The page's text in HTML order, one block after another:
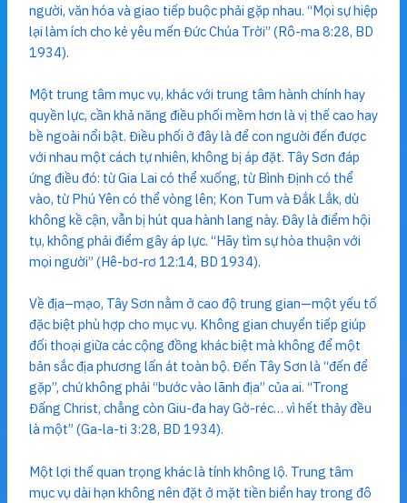
người, văn hóa và giao tiếp buộc phải gặp nhau. “Mọi sự hiệp
lại làm ích cho kẻ yêu mến Đức Chúa Trời” (Rô-ma 8:28, BD
1934).
Một trung tâm mục vụ, khác với trung tâm hành chính hay
quyền lực, cần khả năng điều phối mềm hơn là vị thế cao hay
bề ngoài nổi bật. Điều phối ở đây là để con người đến được
với nhau một cách tự nhiên, không bị áp đặt. Tây Sơn đáp
ứng điều đó: từ Gia Lai có thể xuống, từ Bình Định có thể
vào, từ Phú Yên có thể vòng lên; Kon Tum và Đắk Lắk, dù
không kề cận, vẫn bị hút qua hành lang này. Đây là điểm hội
tụ, không phải điểm gây áp lực. “Hãy tìm sự hòa thuận với
mọi người” (Hê-bơ-rơ 12:14, BD 1934).
Về địa–mạo, Tây Sơn nằm ở cao độ trung gian—một yếu tố
đặc biệt phù hợp cho mục vụ. Không gian chuyển tiếp giúp
đối thoại giữa các cộng đồng khác biệt mà không để một
bản sắc địa phương lấn át toàn bộ. Đến Tây Sơn là “đến để
gặp”, chứ không phải “bước vào lãnh địa” của ai. “Trong
Đấng Christ, chẳng còn Giu-đa hay Gờ-réc… vì hết thảy đều
là một” (Ga-la-ti 3:28, BD 1934).
Một lợi thế quan trọng khác là tính không lộ. Trung tâm
mục vụ dài hạn không nên đặt ở mặt tiền biển hay trong đô